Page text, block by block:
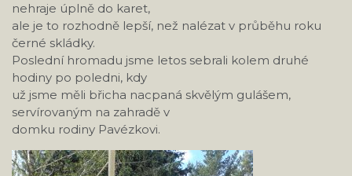
nehraje úplně do karet,
ale je to rozhodně lepší, než nalézat v průběhu roku
černé skládky.
Poslední hromadu jsme letos sebrali kolem druhé
hodiny po poledni, kdy
už jsme měli břicha nacpaná skvělým gulášem,
servírovaným na zahradě v
domku rodiny Pavézkovi.